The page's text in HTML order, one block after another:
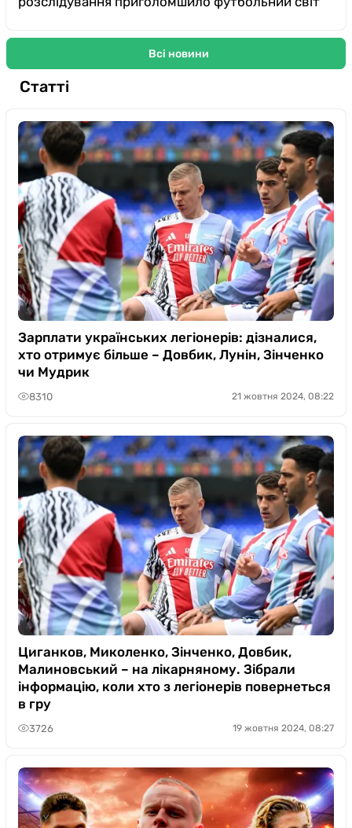
Всі новини
Статті
Зарплати українських легіонерів: дізналися,
хто отримує більше – Довбик, Лунін, Зінченко
чи Мудрик
8310 21 жовтня 2024, 08:22
Циганков, Миколенко, Зінченко, Довбик,
Малиновський – на лікарняному. Зібрали
інформацію, коли хто з легіонерів повернеться
в гру
3726 19 жовтня 2024, 08:27